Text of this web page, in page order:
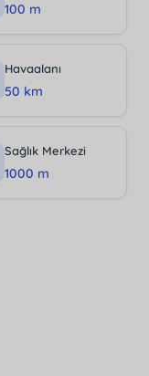
100 m
Havaalanı
50 km
Sağlık Merkezi
1000 m